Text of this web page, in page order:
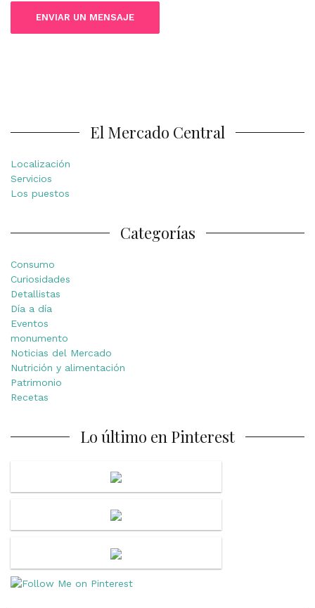
El Mercado Central
Localización
Servicios
Los puestos
Categorías
Consumo
Curiosidades
Detallistas
Día a día
Eventos
monumento
Noticias del Mercado
Nutrición y alimentación
Patrimonio
Recetas
Lo último en Pinterest